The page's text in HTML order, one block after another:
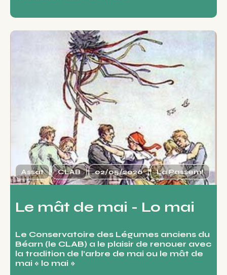
Assat CLAB 02/05/2026 La Passem!
Le mât de mai - Lo mai
Le Conservatoire des Légumes anciens du
Béarn (le CLAB) a le plaisir de renouer avec
la tradition de l’arbre de mai ou le mât de
mai « lo mai »